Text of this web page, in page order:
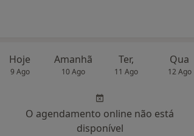
Hoje
9 Ago
Amanhã
10 Ago
Ter,
11 Ago
Qua
12 Ago
O agendamento online não está
disponível